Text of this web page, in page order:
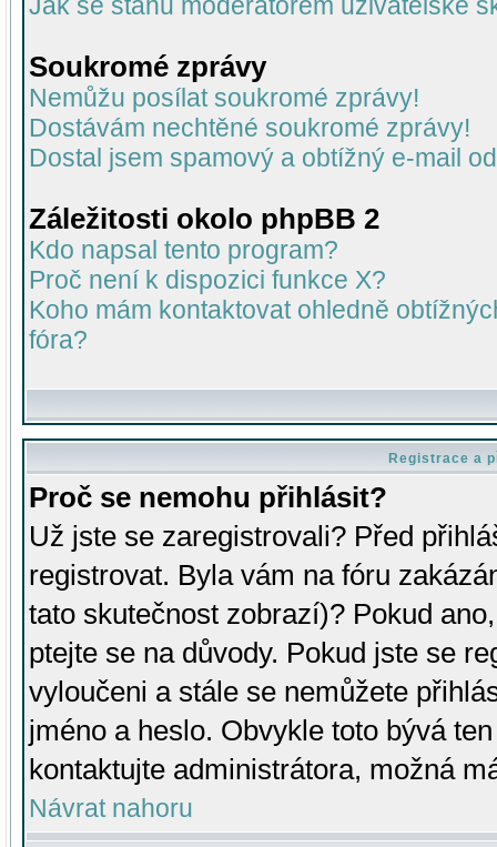
Soukromé zprávy
Nemůžu posílat soukromé zprávy!
Dostávám nechtěné soukromé zprávy!
Dostal jsem spamový a obtížný e-mail
Záležitosti okolo phpBB 2
Kdo napsal tento program?
Proč není k dispozici funkce X?
Koho mám kontaktovat ohledně
fóra?
Registrace a
Proč se nemohu přihlásit?
Už jste se zaregistrovali? Před
registrovat. Byla vám na fóru
tato skutečnost zobrazí)? Pokud
ptejte se na důvody. Pokud jste se
vyloučeni a stále se nemůžete
jméno a heslo. Obvykle toto bývá
kontaktujte administrátora, možná
Návrat nahoru